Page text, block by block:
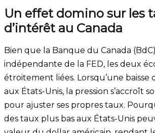
Un effet domino sur les
d’intérêt au Canada
Bien que la Banque du Canada
indépendante de la FED, les deux
étroitement liées. Lorsqu’une baisse
aux États-Unis, la pression s’accroît
pour ajuster ses propres taux.
des taux plus bas aux États-Unis